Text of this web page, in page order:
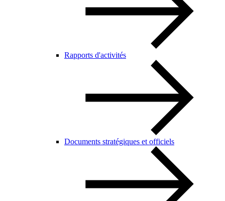
Rapports d'activités
Documents stratégiques et officiels